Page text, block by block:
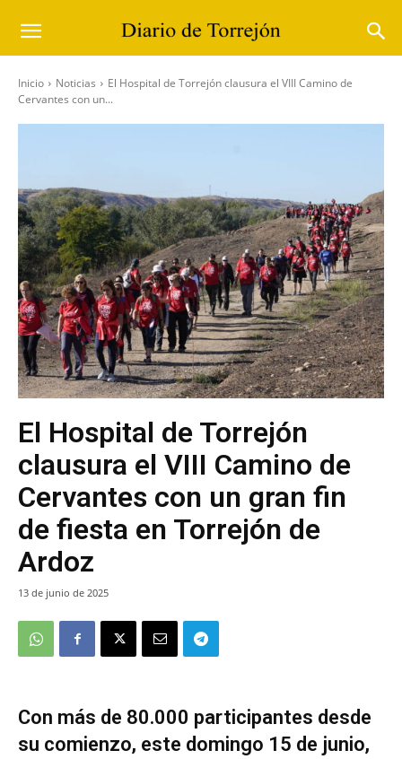
Inicio Noticias
El Hospital de Torrejón clausura el VIII Camino de
Cervantes con un...
El Hospital de Torrejón
clausura el VIII Camino de
Cervantes con un gran fin
de fiesta en Torrejón de
Ardoz
13 de junio de 2025
Con más de 80.000 participantes desde
su comienzo, este domingo 15 de junio,